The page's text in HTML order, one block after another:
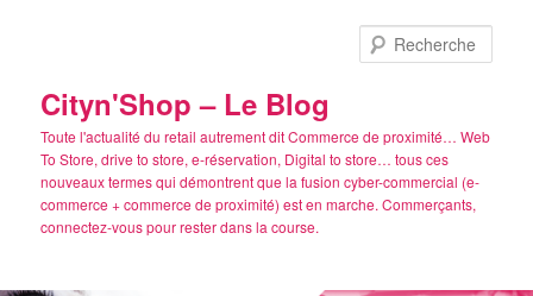
Cityn'Shop – Le Blog
Toute l'actualité du retail autrement dit Commerce de proximité… Web
To Store, drive to store, e-réservation, Digital to store… tous ces
nouveaux termes qui démontrent que la fusion cyber-commercial (e-
commerce + commerce de proximité) est en marche. Commerçants,
connectez-vous pour rester dans la course.